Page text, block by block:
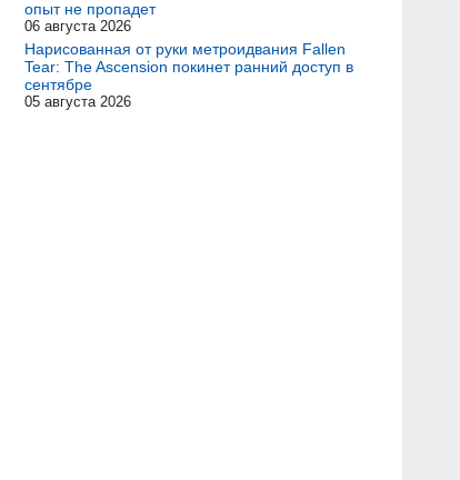
опыт не пропадет
06 августа 2026
Нарисованная от руки метроидвания Fallen
Tear: The Ascension покинет ранний доступ в
сентябре
05 августа 2026